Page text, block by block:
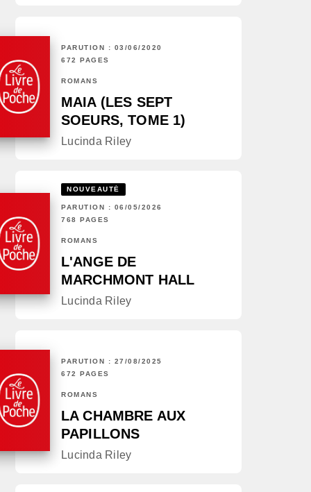
PARUTION : 03/06/2020
672 PAGES
ROMANS
MAIA (LES SEPT
SOEURS, TOME 1)
Lucinda Riley
NOUVEAUTÉ
PARUTION : 06/05/2026
768 PAGES
ROMANS
L'ANGE DE
MARCHMONT HALL
Lucinda Riley
PARUTION : 27/08/2025
672 PAGES
ROMANS
LA CHAMBRE AUX
PAPILLONS
Lucinda Riley